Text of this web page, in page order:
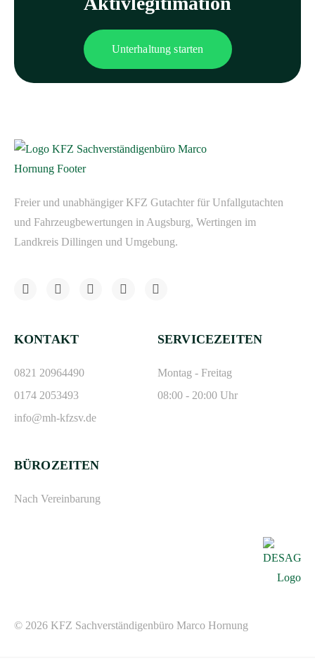
Unterhaltung starten
Freier und unabhängiger KFZ Gutachter für Unfallgutachten
und Fahrzeugbewertungen in Augsburg, Wertingen im
Landkreis Dillingen und Umgebung.
KONTAKT
0821 20964490
0174 2053493
info@mh-kfzsv.de
SERVICEZEITEN
Montag - Freitag
08:00 - 20:00 Uhr
BÜROZEITEN
Nach Vereinbarung
© 2026 KFZ Sachverständigenbüro Marco Hornung